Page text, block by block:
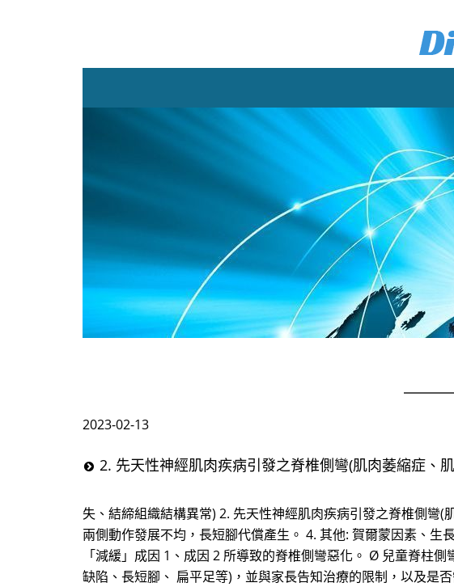
2023-02-13
2. 先天性神經肌肉疾病引發之脊椎側彎(肌肉萎縮症、
失、結締組織結構異常) 2. 先天性神經肌肉疾病引發之脊椎側彎(
兩側動作發展不均，長短腳代償產生。 4. 其他: 賀爾蒙因素、
「減緩」成因 1、成因 2 所導致的脊椎側彎惡化。 Ø 兒童脊柱
缺陷、長短腳、 扁平足等)，並與家長告知治療的限制，以及是